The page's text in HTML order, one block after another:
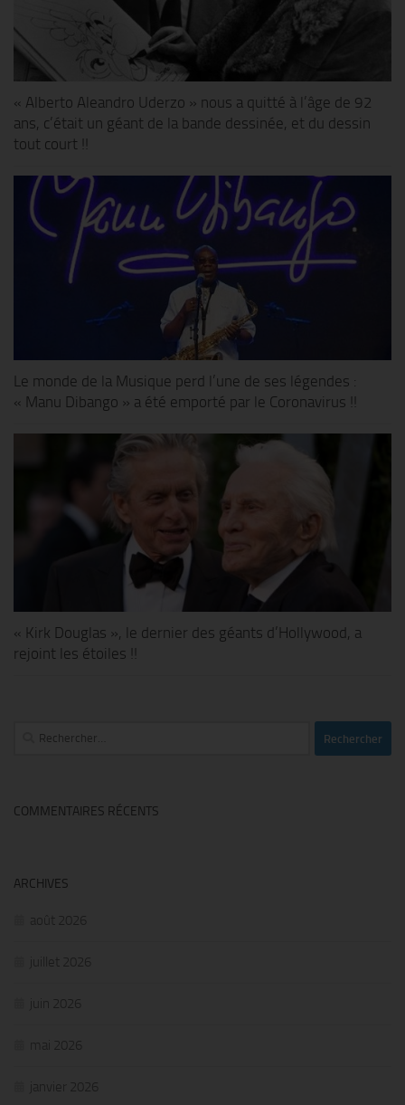
« Alberto Aleandro Uderzo » nous a quitté à l’âge de 92
ans, c’était un géant de la bande dessinée, et du dessin
tout court !!
Le monde de la Musique perd l’une de ses légendes :
« Manu Dibango » a été emporté par le Coronavirus !!
« Kirk Douglas », le dernier des géants d’Hollywood, a
rejoint les étoiles !!
Rechercher :
COMMENTAIRES RÉCENTS
ARCHIVES
août 2026
juillet 2026
juin 2026
mai 2026
janvier 2026